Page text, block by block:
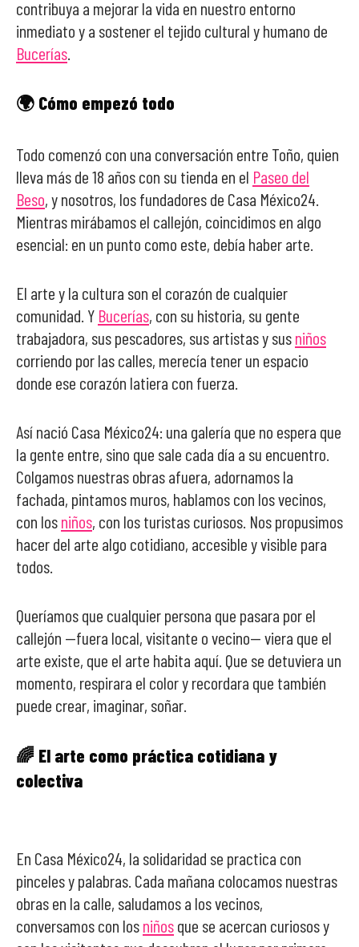
contribuya a mejorar la vida en nuestro entorno
inmediato y a sostener el tejido cultural y humano de
Bucerías
🌍 Cómo empezó todo
Todo comenzó con una conversación entre Toño, quien
lleva más de 18 años con su tienda en el Paseo del
Beso, y nosotros, los fundadores de Casa México24.
Mientras mirábamos el callejón, coincidimos en algo
esencial: en un punto como este, debía haber arte.
El arte y la cultura son el corazón de cualquier
comunidad. Y Bucerías, con su historia, su gente
trabajadora, sus pescadores, sus artistas y susniños
corriendo por las calles, merecía tener un espacio
donde ese corazón latiera con fuerza.
Así nació Casa México24: una galería que no espera que
la gente entre, sino que sale cada día a su encuentro.
Colgamos nuestras obras afuera, adornamos la
fachada, pintamos muros, hablamos con los vecinos,
con losniños, con los turistas curiosos. Nos propusimos
hacer del arte algo cotidiano, accesible y visible para
todos.
Queríamos que cualquier persona que pasara por el
callejón —fuera local, visitante o vecino— viera que el
arte existe, que el arte habita aquí. Que se detuviera un
momento, respirara el color y recordara que también
puede crear, imaginar, soñar.
🌈 El arte como práctica cotidiana y
colectiva
En Casa México24, la solidaridad se practica con
pinceles y palabras. Cada mañana colocamos nuestras
obras en la calle, saludamos a los vecinos,
conversamos con losniñosque se acercan curiosos y